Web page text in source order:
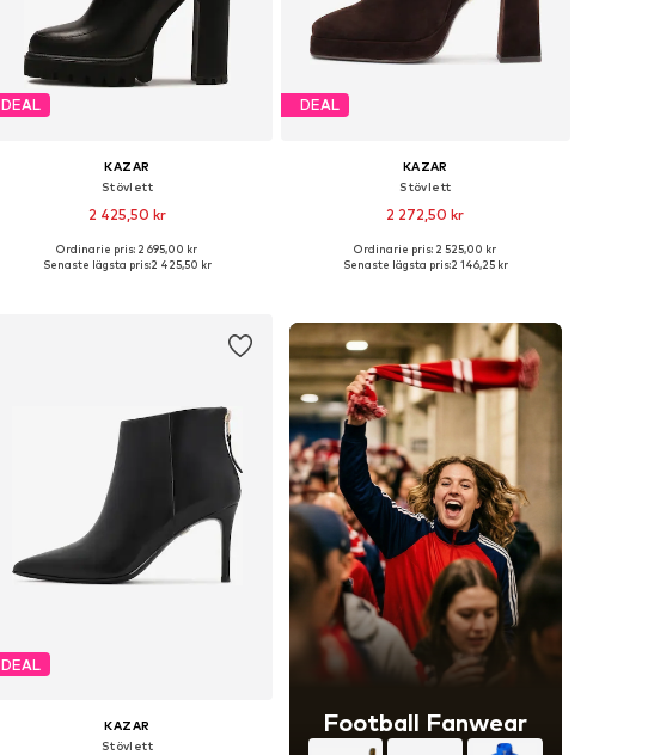
DEAL
KAZAR
Stövlett
2 425,50 kr
Tillgängliga storlekar: 37, 38, 40
Ordinarie pris: 2 695,00 kr
Senaste lägsta pris:2 425,50 kr
DEAL
KAZAR
Stövlett
2 272,50 kr
Tillgängliga storlekar: 38, 39, 40
Ordinarie pris: 2 525,00 kr
Senaste lägsta pris:2 146,25 kr
DEAL
KAZAR
Stövlett
Football Fanwear